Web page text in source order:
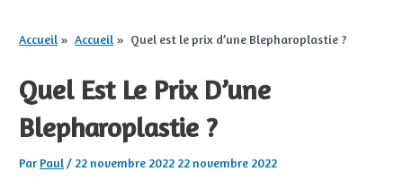
Accueil Accueil Quel est le prix d’une Blepharoplastie ?
Quel Est Le Prix D’une
Blepharoplastie ?
Par Paul / 22 novembre 2022 22 novembre 2022